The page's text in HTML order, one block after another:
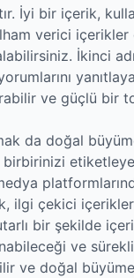
İyi bir içerik,
verici
İkinci
ve güçlü bir
da doğal
ilgi çekici
bir şekilde
ve
ve doğal